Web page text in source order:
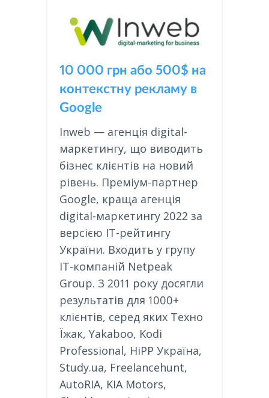
10 000 грн або 500$ на
контекстну рекламу в
Google
Inweb — агенція digital-
маркетингу, що виводить
бізнес клієнтів на новий
рівень. Преміум-партнер
Google, краща агенція
digital-маркетингу 2022 за
версією IT-рейтингу
України. Входить у групу
IT-компаній Netpeak
Group. З 2011 року досягли
результатів для 1000+
клієнтів, серед яких Техно
Їжак, Yakaboo, Kodi
Professional, HiPP Україна,
Study.ua, Freelancehunt,
AutoRIA, KIA Motors,